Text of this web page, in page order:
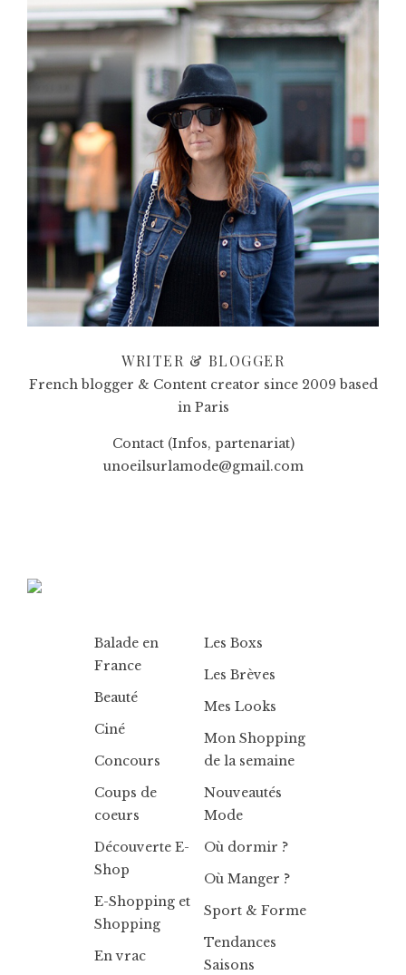
WRITER & BLOGGER
French blogger & Content creator since 2009 based
in Paris
Contact (Infos, partenariat)
unoeilsurlamode@gmail.com
Balade en
France
Beauté
Ciné
Concours
Coups de
coeurs
Découverte E-
Shop
E-Shopping et
Shopping
En vrac
Les Boxs
Les Brèves
Mes Looks
Mon Shopping
de la semaine
Nouveautés
Mode
Où dormir ?
Où Manger ?
Sport & Forme
Tendances
Saisons